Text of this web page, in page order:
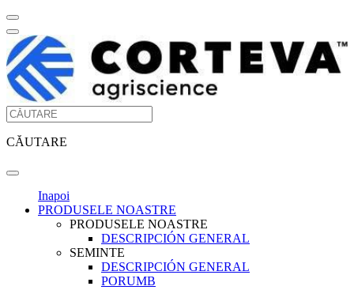
CĂUTARE
Inapoi
PRODUSELE NOASTRE
PRODUSELE NOASTRE
DESCRIPCIÓN GENERAL
SEMINTE
DESCRIPCIÓN GENERAL
PORUMB